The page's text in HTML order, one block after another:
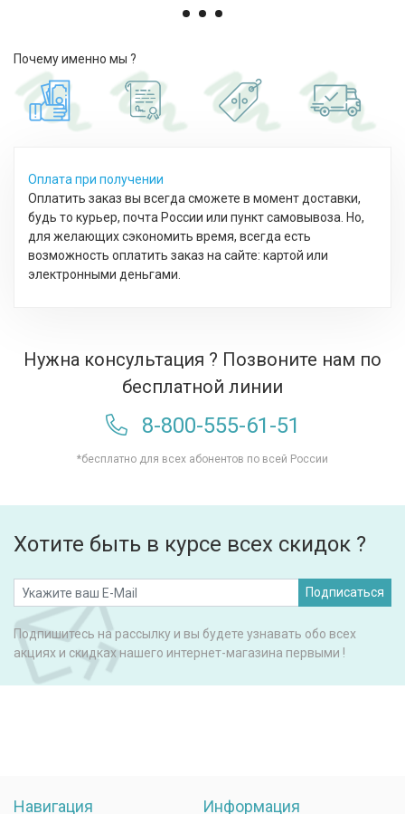
Почему именно мы ?
Оплата при получении
Оплатить заказ вы всегда сможете в момент доставки,
будь то курьер, почта России или пункт самовывоза. Но,
для желающих сэкономить время, всегда есть
возможность оплатить заказ на сайте: картой или
электронными деньгами.
Нужна консультация ? Позвоните нам по
бесплатной линии
8-800-555-61-51
*бесплатно для всех абонентов по всей России
Хотите быть в курсе всех скидок ?
Подписаться
Подпишитесь на рассылку и вы будете узнавать обо всех
акциях и скидках нашего интернет-магазина первыми !
Навигация Информация